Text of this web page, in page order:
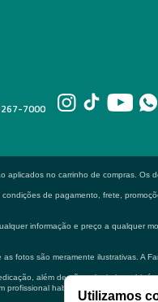
7000
aplicados no carrinho de compras. Os
de pagamento, frete,
informação e preço a
fotos são meramente ilustrativas. A
além de não substituir em
profissional habilitado.
Utilizamos